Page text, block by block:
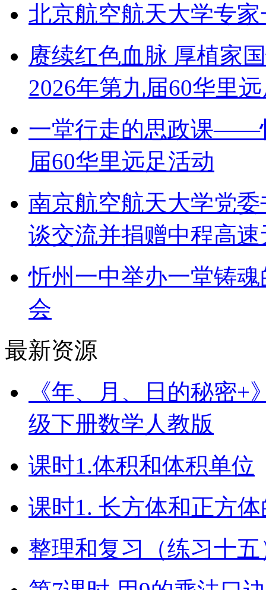
北京航空航天大学专
赓续红色血脉 厚植家
2026年第九届60华里
一堂行走的思政课——
届60华里远足活动
南京航空航天大学党
谈交流并捐赠中程高
忻州一中举办一堂铸
会
最新资源
《年、月、日的秘密+
级下册数学人教版
课时1.体积和体积单位
课时1. 长方体和正方
整理和复习（练习十五